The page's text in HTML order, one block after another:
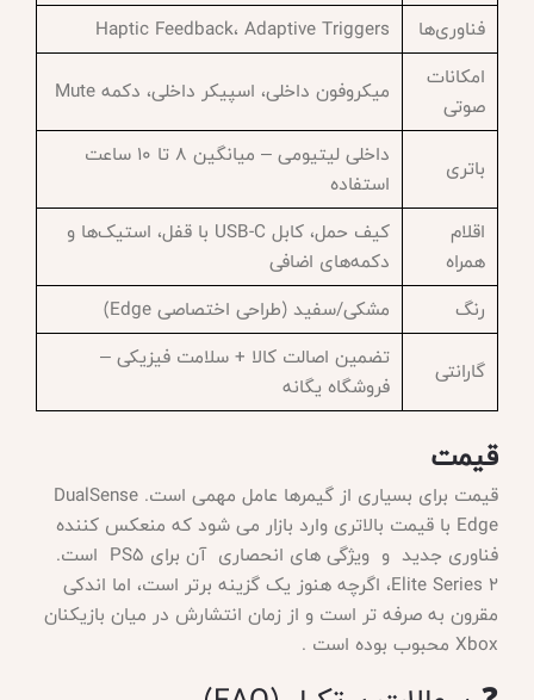
فناوری‌ها
Haptic Feedback، Adaptive Triggers
امکانات
صوتی
میکروفون داخلی، اسپیکر داخلی، دکمه Mute
باتری
داخلی لیتیومی – میانگین ۸ تا ۱۰ ساعت
استفاده
اقلام
همراه
کیف حمل، کابل USB-C با قفل، استیک‌ها و
دکمه‌های اضافی
رنگ
مشکی/سفید (طراحی اختصاصی Edge)
گارانتی
تضمین اصالت کالا + سلامت فیزیکی –
فروشگاه یگانه
قیمت
قیمت برای بسیاری از گیمرها عامل مهمی است . DualSense
Edge با قیمت بالاتری وارد بازار می شود که منعکس کننده
فناوری جدید و ویژگی های انحصاری آن برای PS5 است.
Elite Series 2، اگرچه هنوز یک گزینه برتر است، اما اندکی
مقرون به صرفه تر است و از زمان انتشارش در میان بازیکنان
Xbox محبوب بوده است .